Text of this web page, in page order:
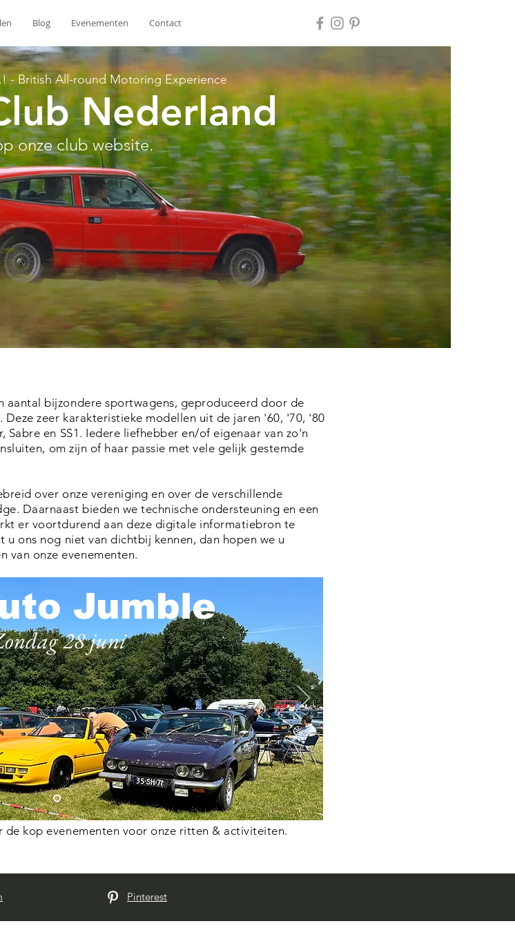
Blog Evenementen Contact
- British All-round Motoring Experience
Nederland
onze club website.
aantal bijzondere sportwagens, geproduceerd door de
zeer karakteristieke modellen uit de jaren '60, '70, '80
Sabre en SS1. Iedere liefhebber en/of eigenaar van zo'n
om zijn of haar passie met vele gelijk gestemde
over onze vereniging en over de verschillende
Daarnaast bieden we technische ondersteuning en een
er voortdurend aan deze digitale informatiebron te
ons nog niet van dichtbij kennen, dan hopen we u
van onze evenementen.
Jumble
28 juni
kop evenementen voor onze ritten & activiteiten.
Pinterest